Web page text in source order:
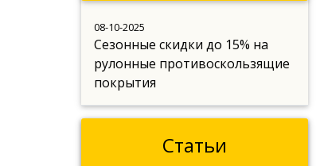
08-10-2025
Сезонные скидки до 15% на
рулонные противоскользящие
покрытия
Статьи